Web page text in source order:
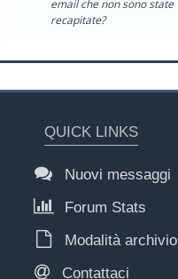
email che non sono state
recapitate?
QUICK LINKS
Nuovi messaggi
Forum Stats
Modalità archivio
Contattaci